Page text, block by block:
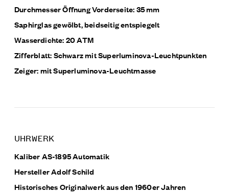
Durchmesser Öffnung Vorderseite: 35 mm
Saphirglas gewölbt, beidseitig entspiegelt
Wasserdichte: 20 ATM
Zifferblatt: Schwarz mit Superluminova-Leuchtpunkten
Zeiger: mit Superluminova-Leuchtmasse
UHRWERK
Kaliber AS-1895 Automatik
Hersteller Adolf Schild
Historisches Originalwerk aus den 1960er Jahren